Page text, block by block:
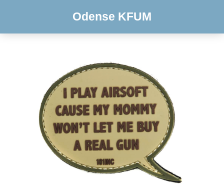
Odense KFUM